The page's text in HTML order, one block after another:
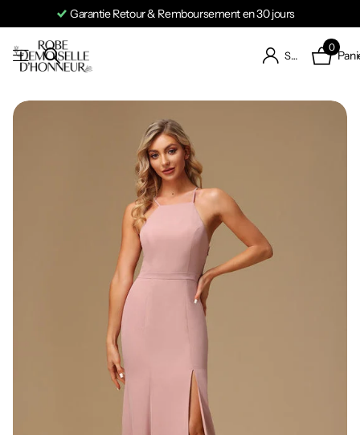
Garantie Retour & Remboursement en 30 jours
S'identifier
0